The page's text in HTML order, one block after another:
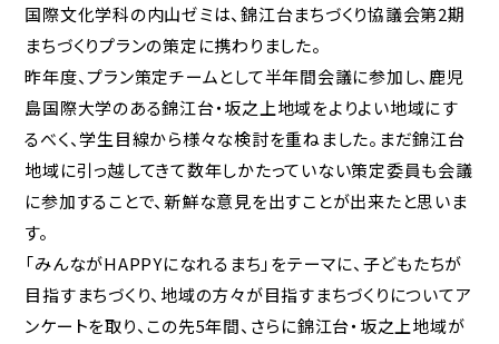
国際文化学科の内山ゼミは、錦江台まちづくり協議会第2期
まちづくりプランの策定に携わりました。
昨年度、プラン策定チームとして半年間会議に参加し、鹿児
島国際大学のある錦江台・坂之上地域をよりよい地域にす
るべく、学生目線から様々な検討を重ねました。まだ錦江台
地域に引っ越してきて数年しかたっていない策定委員も会議
に参加することで、新鮮な意見を出すことが出来たと思いま
す。
「みんながHAPPYになれるまち」をテーマに、子どもたちが
目指すまちづくり、地域の方々が目指すまちづくりについてア
ンケートを取り、この先5年間、さらに錦江台・坂之上地域が